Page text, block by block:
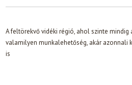
A feltörekvő vidéki régió, ahol szinte mindig
valamilyen munkalehetőség, akár azonnali
is